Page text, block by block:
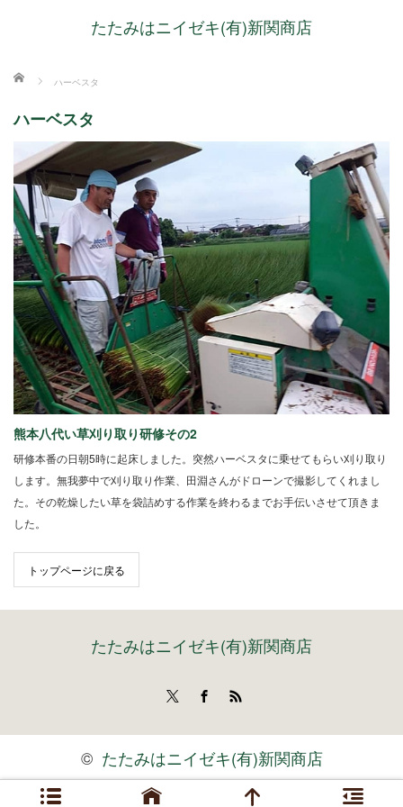
たたみはニイゼキ(有)新関商店
ホーム ハーベスタ
ハーベスタ
熊本八代い草刈り取り研修その2
研修本番の日朝5時に起床しました。突然ハーベスタに乗せてもらい刈り取り
します。無我夢中で刈り取り作業、田淵さんがドローンで撮影してくれまし
た。その乾燥したい草を袋詰めする作業を終わるまでお手伝いさせて頂きま
した。
トップページに戻る
たたみはニイゼキ(有)新関商店
© たたみはニイゼキ(有)新関商店